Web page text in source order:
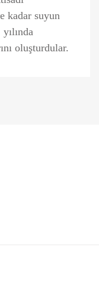
kadar suyun
oluşturdular.